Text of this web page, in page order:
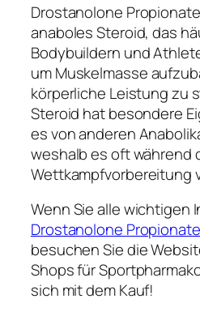
Drostanolone
anaboles Steroid, das
Bodybuildern und
um Muskelmasse
körperliche Leistung zu
Steroid hat besondere
es von anderen
weshalb es oft während
Wettkampfvorbereitung
Wenn Sie alle wichtigen
Drostanolone
besuchen Sie die
Shops für
sich mit dem Kauf!